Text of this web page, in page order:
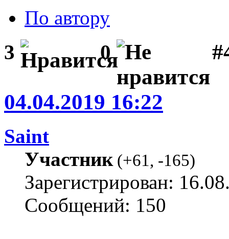
По автору
3 0
04.04.2019 16:22
Saint
Участник(+61, -165)
Зарегистрирован:
Сообщений: 150